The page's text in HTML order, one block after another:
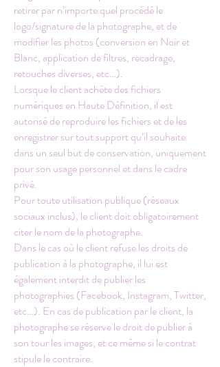
retirer par n’importe quel procédé le
logo/signature de la photographe, et de
modifier les photos (conversion en Noir et
Blanc, application de filtres, recadrage,
retouches diverses, etc…).
Lorsque le client achète des fichiers
numériques en Haute Définition, il est
autorisé de reproduire les fichiers et de les
enregistrer sur tout support qu’il souhaite
dans un seul but de conservation, uniquement
pour son usage personnel et dans le cadre
privé.
Pour toute utilisation publique (réseaux
sociaux inclus), le client doit obligatoirement
citer le nom de la photographe.
Dans le cas où le client refuse les droits de
publication à la photographe, il lui est
également interdit de publier les
photographies (Facebook, Instagram, Twitter,
etc…). En cas de publication par le client, la
photographe se réserve le droit de publier à
son tour les images, et ce même si le contrat
stipule le contraire.